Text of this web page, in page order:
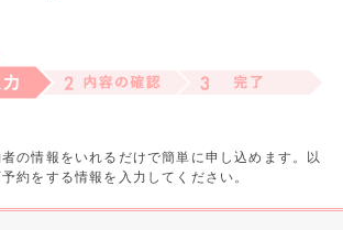
の情報をいれるだけで簡単に申し込めます。以
約をする情報を入力してください。